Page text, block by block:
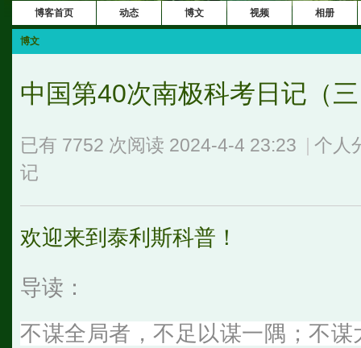
博客首页 动态 博文 视频 相册
博文
中国第40次南极科考日记（
已有 7752 次阅读 2024-4-4 23:23
个人
记
欢迎来到泰利斯科普！
导读：
不谋全局者，不足以谋一隅；不